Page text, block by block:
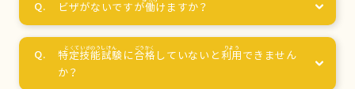
ビザがないですが働けますか？
特定技能試験に合格 していないと利用 できません
か？